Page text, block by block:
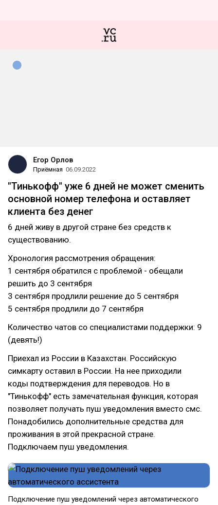
Егор Орлов
Приёмная 06.09.2022
"Тинькофф" уже 6 дней не может сменить
основной номер телефона и оставляет
клиента без денег
6 дней живу в другой стране без средств к
существованию.
Хронология рассмотрения обращения:
1 сентября обратился с проблемой - обещали
решить до 3 сентября
3 сентября продлили решение до 5 сентября
5 сентября продлили до 7 сентября
Количество чатов со специалистами поддержки: 9
(девять!)
Приехал из России в Казахстан. Российскую
симкарту оставил в России. На нее приходили
коды подтверждения для переводов. Но в
"Тинькофф" есть замечательная функция, которая
позволяет получать пуш уведомления вместо смс.
Понадобились дополнительные средства для
проживания в этой прекрасной стране.
Подключаем пуш уведомления.
Подключение пуш уведомлений через автоматического